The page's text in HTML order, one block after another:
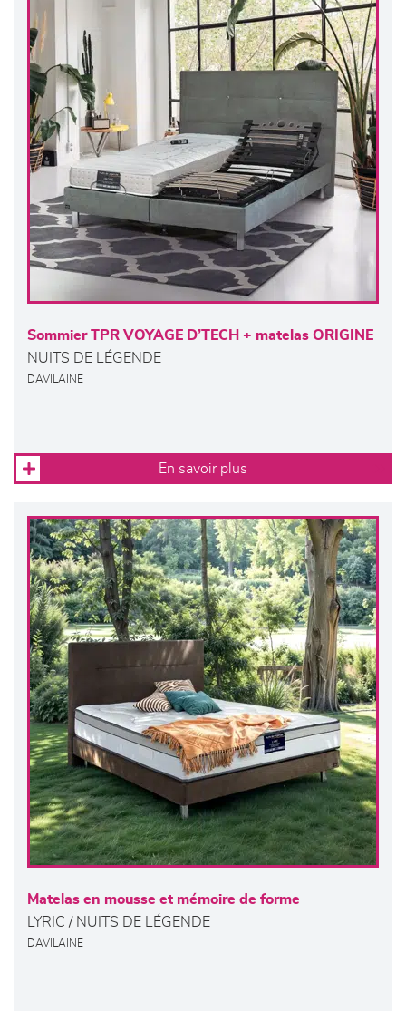
Sommier TPR VOYAGE D’TECH + matelas ORIGINE
NUITS DE LÉGENDE
DAVILAINE
En savoir plus
Matelas en mousse et mémoire de forme
LYRIC / NUITS DE LÉGENDE
DAVILAINE